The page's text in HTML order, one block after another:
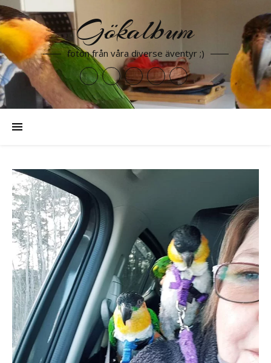
Gökalbum
foton från våra diverse äventyr ;)